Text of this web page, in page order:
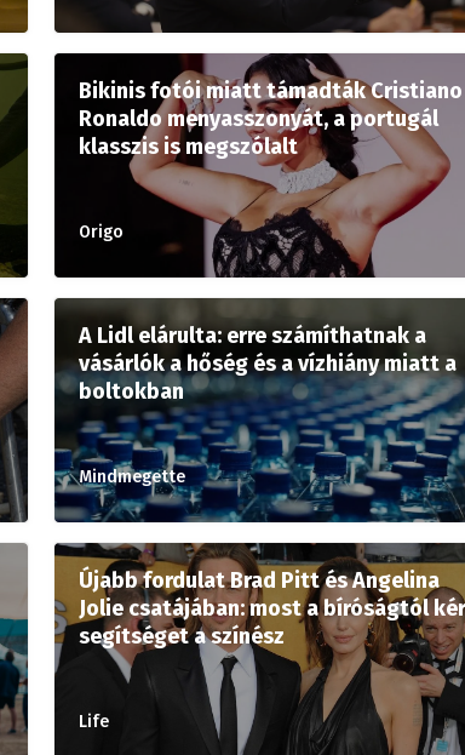
Bikinis fotói miatt támadták Cristiano
Ronaldo menyasszonyát, a portugál
klasszis is megszólalt
Origo
A Lidl elárulta: erre számíthatnak a
vásárlók a hőség és a vízhiány miatt a
boltokban
Mindmegette
Újabb fordulat Brad Pitt és Angelina
Jolie csatájában: most a bíróságtól kér
segítséget a színész
Life